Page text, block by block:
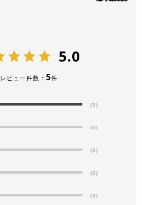
5.0
レビュー件数： 5件
(5)
(0)
(0)
(0)
(0)